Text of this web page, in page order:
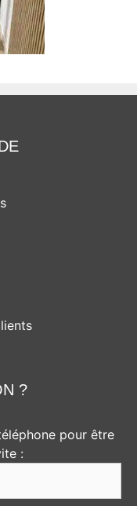
?
pour être
: